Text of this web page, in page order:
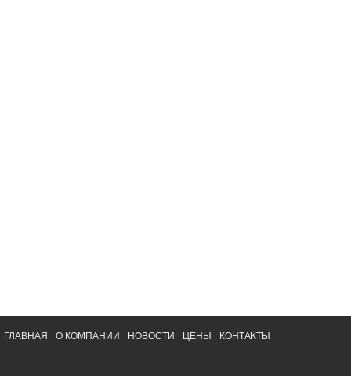
ГЛАВНАЯ О КОМПАНИИ НОВОСТИ ЦЕНЫ КОНТАКТЫ